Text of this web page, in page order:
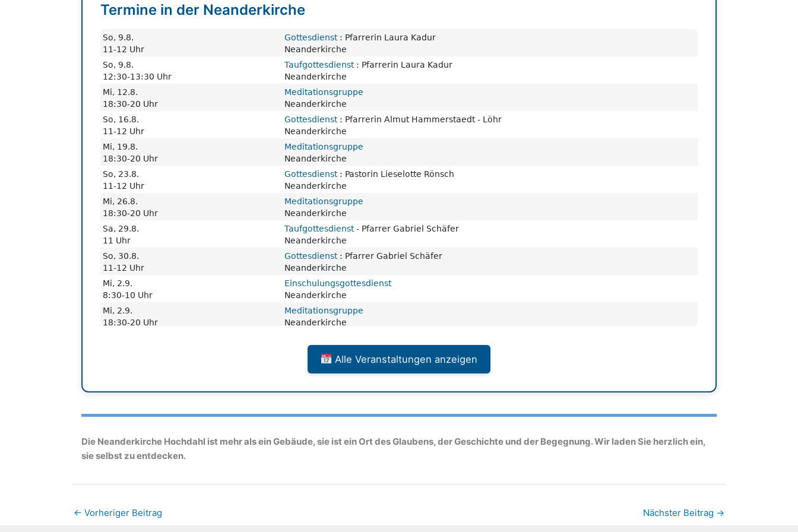
Termine in der Neanderkirche
Alle Veranstaltungen anzeigen
Die Neanderkirche Hochdahl ist mehr als ein Gebäude, sie ist ein Ort des Glaubens, der Geschichte und der Begegnung. Wir laden Sie herzlich ein,
sie selbst zu entdecken.
← Vorheriger Beitrag Nächster Beitrag →